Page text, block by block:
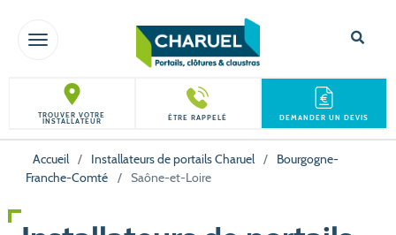
TOGGLE NAVIGATION
TROUVER VOTRE
INSTALLATEUR ÊTRE RAPPELÉ DEMANDER UN DEVIS
Accueil / Installateurs de portails Charuel /
Bourgogne-
Franche-Comté
/ Saône-et-Loire